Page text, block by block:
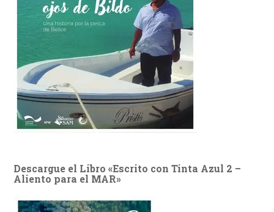
Descargue el Libro «Escrito con Tinta Azul 2 –
Aliento para el MAR»